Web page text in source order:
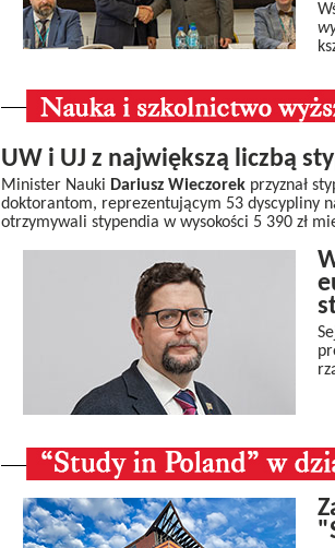
UW i UJ z największą liczbą
Minister Nauki Dariusz Wieczorek przyznał
doktorantom, reprezentującym 53 dyscypliny
otrzymywali stypendia w wysokości 5 390 zł